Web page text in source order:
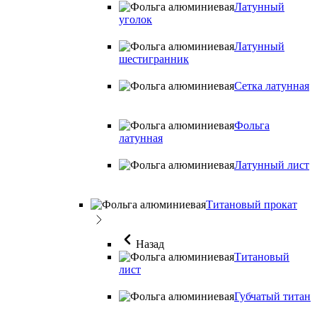
Латунный
уголок
Латунный
шестигранник
Сетка латунная
Фольга
латунная
Латунный лист
Титановый прокат
Назад
Титановый
лист
Губчатый титан